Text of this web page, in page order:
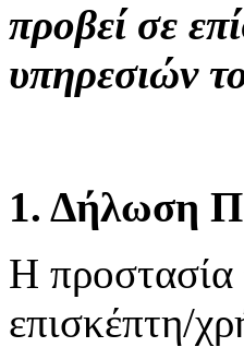
προβεί σε
υπηρεσιών
1. Δήλωση
H
επισκέπτη/